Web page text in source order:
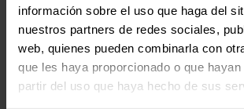
información sobre el uso que haga del
nuestros partners de redes sociales,
web, quienes pueden combinarla con
que les haya proporcionado o que
partir del uso que haya hecho de sus